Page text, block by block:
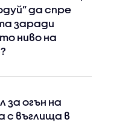
да спре
заради
ниво на
за огън на
с въглища в